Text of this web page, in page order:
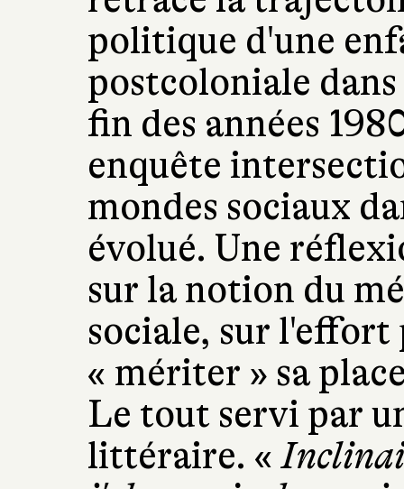
politique d'une
postcoloniale
fin des années
enquête
mondes sociaux
évolué. Une
sur la notion du
sociale, sur
« mériter » sa
Le tout servi par
littéraire. «